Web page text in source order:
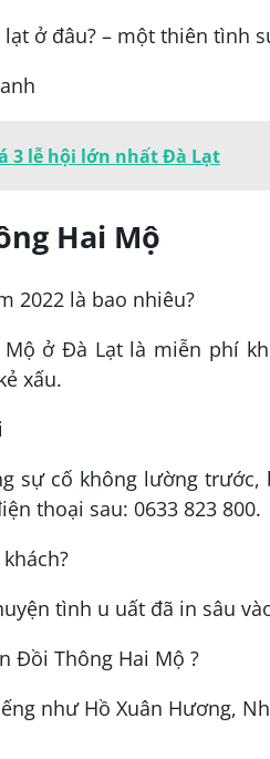
3 lễ hội lớn nhất Đà Lạt
Hai Mộ
2022 là bao nhiêu?
ở Đà Lạt là miễn phí
xấu.
sự cố không lường
thoại sau: 0633 823 800.
tình u uất đã in sâu
Đồi Thông Hai Mộ ?
như Hồ Xuân Hương,